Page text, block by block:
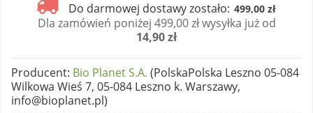
Do darmowej dostawy zostało: 499,00 zł
Dla zamówień poniżej 499,00 zł wysyłka już od
14,90 zł
Producent: Bio Planet S.A. (PolskaPolska Leszno 05-084
Wilkowa Wieś 7, 05-084 Leszno k. Warszawy,
info@bioplanet.pl)